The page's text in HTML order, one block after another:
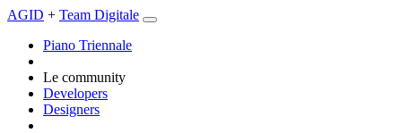
AGID + Team Digitale
Piano Triennale
Le community
Developers
Designers